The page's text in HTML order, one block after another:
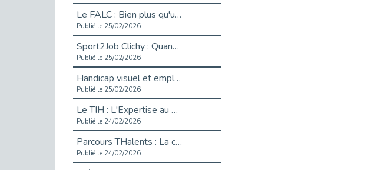
Le FALC : Bien plus qu'une écriture, un levier d'inclusion
Publié le 25/02/2026
Sport2Job Clichy : Quand le terrain devient le plus beau des bureaux
Publié le 25/02/2026
Handicap visuel et emploi : lever les obstacles pour révéler les - vidéo
Publié le 25/02/2026
Le TIH : L'Expertise au Service de l'Inclusion
Publié le 24/02/2026
Parcours THalents : La complémentarité au service de l'Emploi.
Publié le 24/02/2026